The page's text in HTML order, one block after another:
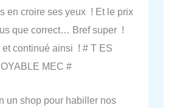
en croire ses yeux ! Et le prix
que correct… Bref super !
et continué ainsi ! # T ES
MEC #
un shop pour habiller nos